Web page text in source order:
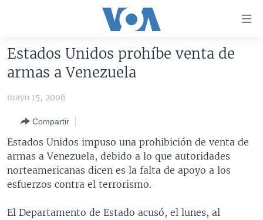
accesibilidad
principal
Salte
navegador
principal
Salte
AMÉRICA DEL NORTE
MÉXICO
HAITÍ
ELECCIONES EEUU
VOTO DIVIDIDO
VOA VERIFICA
VOA VERIFICA UCRANIA/RUSIA
VOA VERIFICA INMIGRACIÓN
VOA VERIFICA AMÉRICA LATINA
AMÉRICA LATINA
ARGENTINA
BOLIVIA
COLOMBIA
CHILE
CHINA EN AMÉRICA LATINA
CENTROAMÉRICA
COSTA RICA
EL SALVADOR
OTRAS SECCIONES
INMIGRACIÓN
ESPECIALES DE LA VOA
Estados Unidos prohíbe venta de
armas a Venezuela
mayo 15, 2006
Compartir
Estados Unidos impuso una prohibición de venta de
armas a Venezuela, debido a lo que autoridades
norteamericanas dicen es la falta de apoyo a los
esfuerzos contra el terrorismo.
El Departamento de Estado acusó, el lunes, al